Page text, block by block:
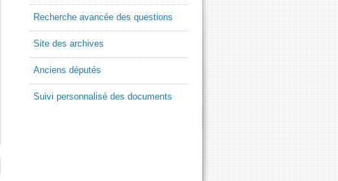
Recherche avancée des questions
Site des archives
Anciens députés
Suivi personnalisé des documents